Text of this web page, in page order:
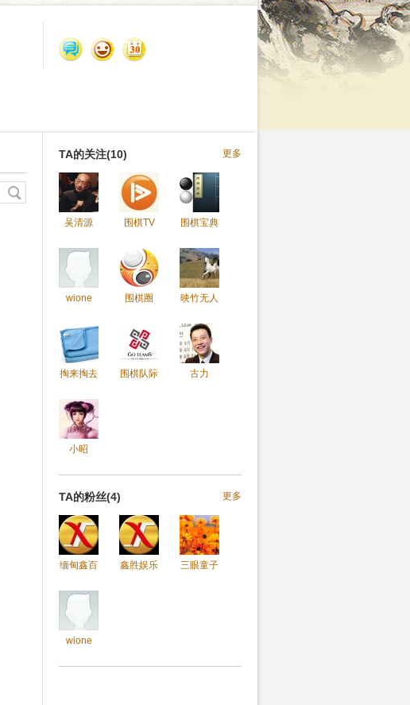
更多
TA的关注(10)
吴清源 围棋TV 围棋宝典
wione 围棋圈 映竹无人
掏来掏去 围棋队际 古力
小昭
更多
TA的粉丝(4)
缅甸鑫百 鑫胜娱乐 三眼童子
wione